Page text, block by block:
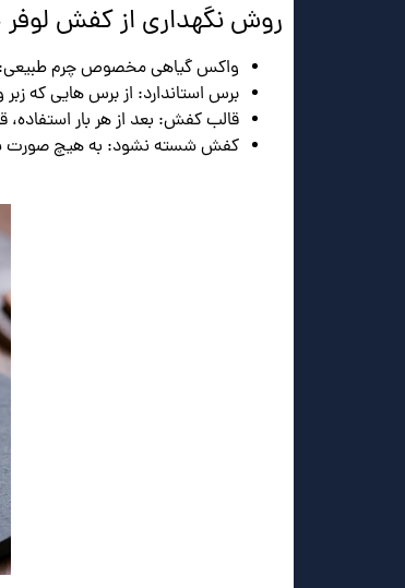
روش نگهداری از کفش
واکس گیاهی مخصوص چرم طبیعی:
برس استاندارد: از برس هایی که
قالب کفش: بعد از هر بار
کفش شسته نشود: به هیچ صورت